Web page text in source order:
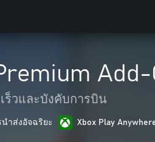
ร็วและบังคับการบิน
นำส่งอัจฉริยะ Xbox Play